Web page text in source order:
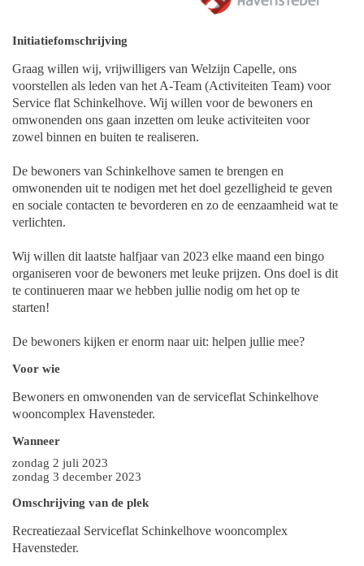
Initiatiefomschrijving
Graag willen wij, vrijwilligers van Welzijn Capelle, ons
voorstellen als leden van het A-Team (Activiteiten Team) voor
Service flat Schinkelhove. Wij willen voor de bewoners en
omwonenden ons gaan inzetten om leuke activiteiten voor
zowel binnen en buiten te realiseren.
De bewoners van Schinkelhove samen te brengen en
omwonenden uit te nodigen met het doel gezelligheid te geven
en sociale contacten te bevorderen en zo de eenzaamheid wat te
verlichten.
Wij willen dit laatste halfjaar van 2023 elke maand een bingo
organiseren voor de bewoners met leuke prijzen. Ons doel is dit
te continueren maar we hebben jullie nodig om het op te
starten!
De bewoners kijken er enorm naar uit: helpen jullie mee?
Voor wie
Bewoners en omwonenden van de serviceflat Schinkelhove
wooncomplex Havensteder.
Wanneer
zondag 2 juli 2023
zondag 3 december 2023
Omschrijving van de plek
Recreatiezaal Serviceflat Schinkelhove wooncomplex
Havensteder.